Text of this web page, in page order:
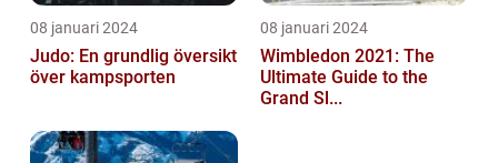
08 januari 2024
Judo: En grundlig översikt
över kampsporten
08 januari 2024
Wimbledon 2021: The
Ultimate Guide to the
Grand Sl...